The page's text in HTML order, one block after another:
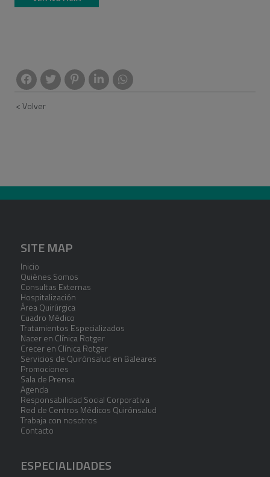
< Volver
SITE MAP
Inicio
Quiénes Somos
Consultas Externas
Hospitalización
Área Quirúrgica
Cuadro Médico
Tratamientos Especializados
Nacer en Clínica Rotger
Crecer en Clínica Rotger
Servicios de Quirónsalud en Baleares
Promociones
Sala de Prensa
Agenda
Responsabilidad Social Corporativa
Red de Centros Médicos Quirónsalud
Trabaja con nosotros
Contacto
ESPECIALIDADES